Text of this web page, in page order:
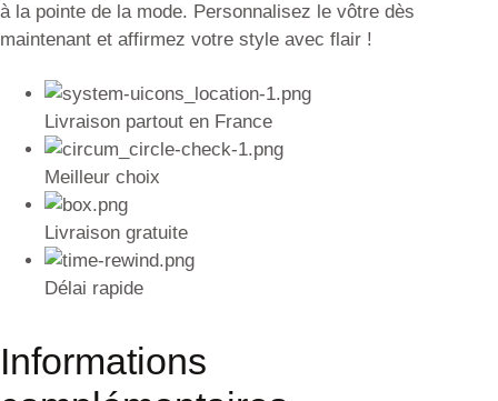
à la pointe de la mode. Personnalisez le vôtre dès
maintenant et affirmez votre style avec flair !
Livraison partout en France
Meilleur choix
Livraison gratuite
Délai rapide
Informations